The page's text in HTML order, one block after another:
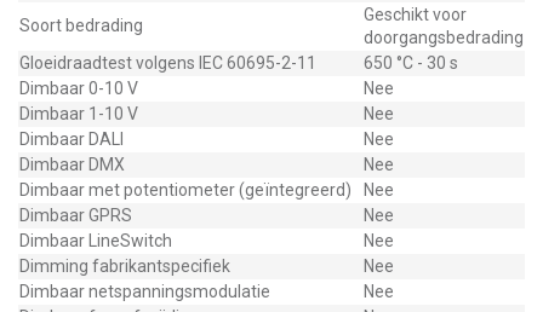
Soort bedrading
Geschikt voor
doorgangsbedrading
Gloeidraadtest volgens IEC 60695-2-11
650 °C - 30 s
Dimbaar 0-10 V
Nee
Dimbaar 1-10 V
Nee
Dimbaar DALI
Nee
Dimbaar DMX
Nee
Dimbaar met potentiometer (geïntegreerd)
Nee
Dimbaar GPRS
Nee
Dimbaar LineSwitch
Nee
Dimming fabrikantspecifiek
Nee
Dimbaar netspanningsmodulatie
Nee